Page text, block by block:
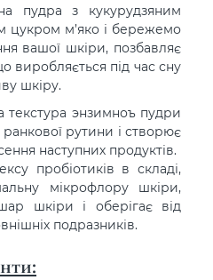
пудра з кукурудзяним
цукром м’яко і бережемо
вашої шкіри, позбавляє
виробляється під час сну
шкіру.
текстура энзимноъ пудри
ранкової рутини і створює
наступних продуктів.
пробіотиків в складі,
мікрофлору шкіри,
шкіри і оберігає від
подразників.